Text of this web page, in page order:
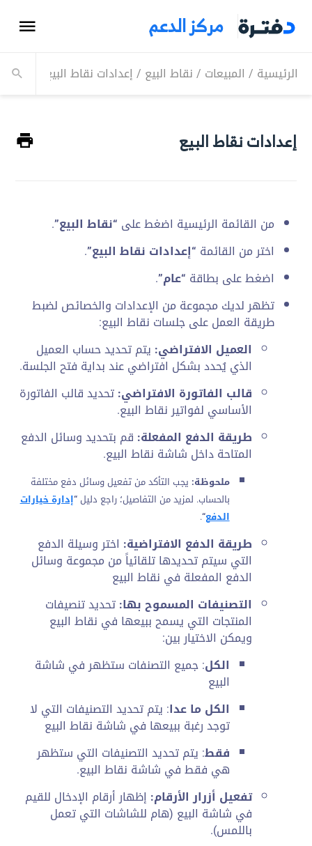
مركز الدعم
الرئيسية / المبيعات /نقاط البيع /إعدادات نقاط البيع
إعدادات نقاط البيع
من القائمة الرئيسية اضغط على “نقاط البيع”.
اختر من القائمة “إعدادات نقاط البيع”.
اضغط على بطاقة “عام”.
تظهر لديك مجموعة من الإعدادات والخصائص لضبط
طريقة العمل على جلسات نقاط البيع:
العميل الافتراضي: يتم تحديد حساب العميل
الذي يُحدد بشكل افتراضي عند بداية فتح الجلسة.
قالب الفاتورة الافتراضي:تحديد قالب الفاتورة
الأساسي لفواتير نقاط البيع.
طريقة الدفع المفعلة: قم بتحديد وسائل الدفع
المتاحة داخل شاشة نقاط البيع.
ملحوظة: يجب التأكد من تفعيل وسائل دفع مختلفة
بالحساب. لمزيد من التفاصيل؛ راجع دليل“إدارة خيارات
الدفع“
.
طريقة الدفع الافتراضية: اختر وسيلة الدفع
التي سيتم تحديدها تلقائياً من مجموعة وسائل
الدفع المفعلة في نقاط البيع
التصنيفات المسموح بها:تحديد تنصيفات
المنتجات التي يسمح ببيعها في نقاط البيع
ويمكن الاختيار بين:
الكل: جميع التصنفات ستظهر في شاشة
البيع
الكل ما عدا: يتم تحديد التصنيفات التي لا
توجد رغبة ببيعها في شاشة نقاط البيع
فقط: يتم تحديد التصنيفات التي ستظهر
هي فقط في شاشة نقاط البيع.
تفعيل أزرار الأرقام: إظهار أرقام الإدخال للقيم
في شاشة البيع (هام للشاشات التي تعمل
باللمس).